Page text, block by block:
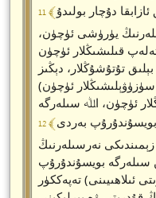
ئازابقا دۇچار بولىدۇ
يۈرۈشى ئۈچۈن،
قىلىشىڭلار ئۈچۈن
تۇتۇشۇڭلار، دېڭىز
سۈزۈۋېلىشىڭلار ئۈچۈن)
ئۈچۈن، اﷲ سىلەرگە
بەردى
نەرسىلەرنىڭ
سىلەرگە بويسۇندۇرۇپ
ئىلاھىيىنى) تەپەككۈر